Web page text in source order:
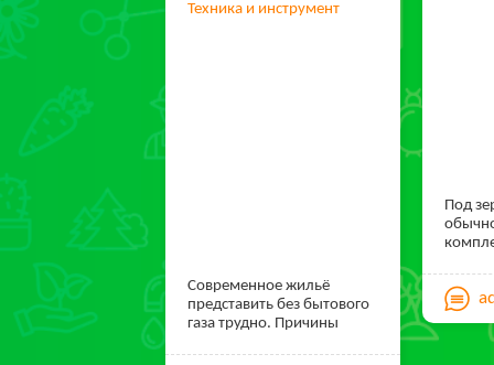
Техника и инструмент
Современное жильё
представить без бытового
газа трудно. Причины
Под